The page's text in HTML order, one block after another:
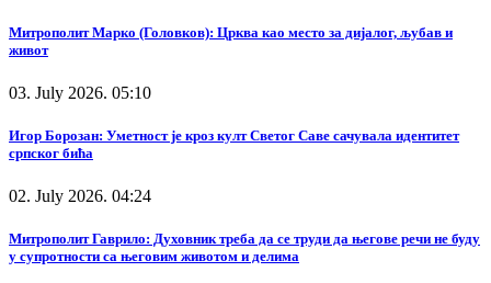
Митрополит Марко (Головков): Црква као место за дијалог, љубав и
живот
03. July 2026. 05:10
Игор Борозан: Уметност је кроз култ Светог Саве сачувала идентитет
српског бића
02. July 2026. 04:24
Митрополит Гаврило: Духовник треба да се труди да његове речи не буду
у супротности са његовим животом и делима